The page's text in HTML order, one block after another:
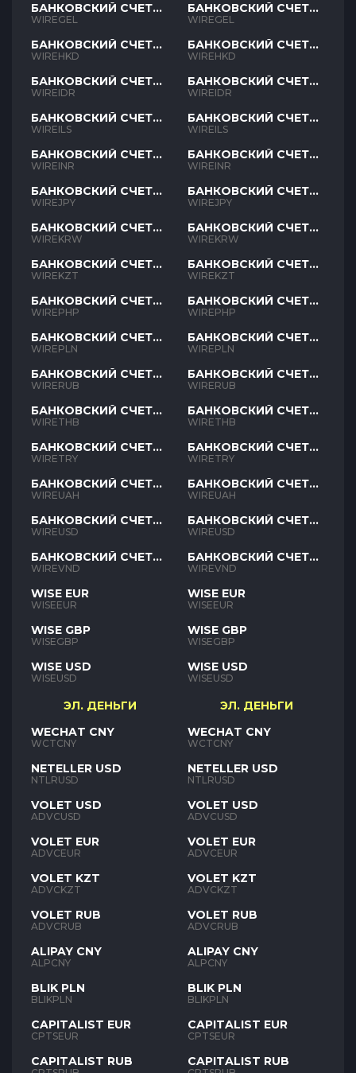
БАНКОВСКИЙ СЧЕТ
GEL
WIREGEL
БАНКОВСКИЙ СЧЕТ
HKD
WIREHKD
БАНКОВСКИЙ СЧЕТ
IDR
WIREIDR
БАНКОВСКИЙ СЧЕТ
ILS
WIREILS
БАНКОВСКИЙ СЧЕТ
INR
WIREINR
БАНКОВСКИЙ СЧЕТ
JPY
WIREJPY
БАНКОВСКИЙ СЧЕТ
KRW
WIREKRW
БАНКОВСКИЙ СЧЕТ
KZT
WIREKZT
БАНКОВСКИЙ СЧЕТ
PHP
WIREPHP
БАНКОВСКИЙ СЧЕТ
PLN
WIREPLN
БАНКОВСКИЙ СЧЕТ
RUB
WIRERUB
БАНКОВСКИЙ СЧЕТ
THB
WIRETHB
БАНКОВСКИЙ СЧЕТ
TRY
WIRETRY
БАНКОВСКИЙ СЧЕТ
UAH
WIREUAH
БАНКОВСКИЙ СЧЕТ
USD
WIREUSD
БАНКОВСКИЙ СЧЕТ
VND
WIREVND
WISE EUR
WISEEUR
WISE GBP
WISEGBP
WISE USD
WISEUSD
ЭЛ. ДЕНЬГИ
WECHAT CNY
WCTCNY
NETELLER USD
NTLRUSD
VOLET USD
ADVCUSD
VOLET EUR
ADVCEUR
VOLET KZT
ADVCKZT
VOLET RUB
ADVCRUB
ALIPAY CNY
ALPCNY
BLIK PLN
BLIKPLN
CAPITALIST EUR
CPTSEUR
CAPITALIST RUB
БАНКОВСКИЙ СЧЕТ
GEL
WIREGEL
БАНКОВСКИЙ СЧЕТ
HKD
WIREHKD
БАНКОВСКИЙ СЧЕТ
IDR
WIREIDR
БАНКОВСКИЙ СЧЕТ
ILS
WIREILS
БАНКОВСКИЙ СЧЕТ
INR
WIREINR
БАНКОВСКИЙ СЧЕТ
JPY
WIREJPY
БАНКОВСКИЙ СЧЕТ
KRW
WIREKRW
БАНКОВСКИЙ СЧЕТ
KZT
WIREKZT
БАНКОВСКИЙ СЧЕТ
PHP
WIREPHP
БАНКОВСКИЙ СЧЕТ
PLN
WIREPLN
БАНКОВСКИЙ СЧЕТ
RUB
WIRERUB
БАНКОВСКИЙ СЧЕТ
THB
WIRETHB
БАНКОВСКИЙ СЧЕТ
TRY
WIRETRY
БАНКОВСКИЙ СЧЕТ
UAH
WIREUAH
БАНКОВСКИЙ СЧЕТ
USD
WIREUSD
БАНКОВСКИЙ СЧЕТ
VND
WIREVND
WISE EUR
WISEEUR
WISE GBP
WISEGBP
WISE USD
WISEUSD
ЭЛ. ДЕНЬГИ
WECHAT CNY
WCTCNY
NETELLER USD
NTLRUSD
VOLET USD
ADVCUSD
VOLET EUR
ADVCEUR
VOLET KZT
ADVCKZT
VOLET RUB
ADVCRUB
ALIPAY CNY
ALPCNY
BLIK PLN
BLIKPLN
CAPITALIST EUR
CPTSEUR
CAPITALIST RUB